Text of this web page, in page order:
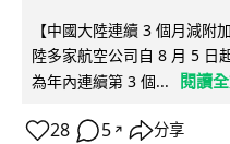
【中國大陸連續 3 個月減附
陸多家航空公司自 8 月 5 日
為年內連續第 3 個...
閱讀
28 5 ↗ 分享